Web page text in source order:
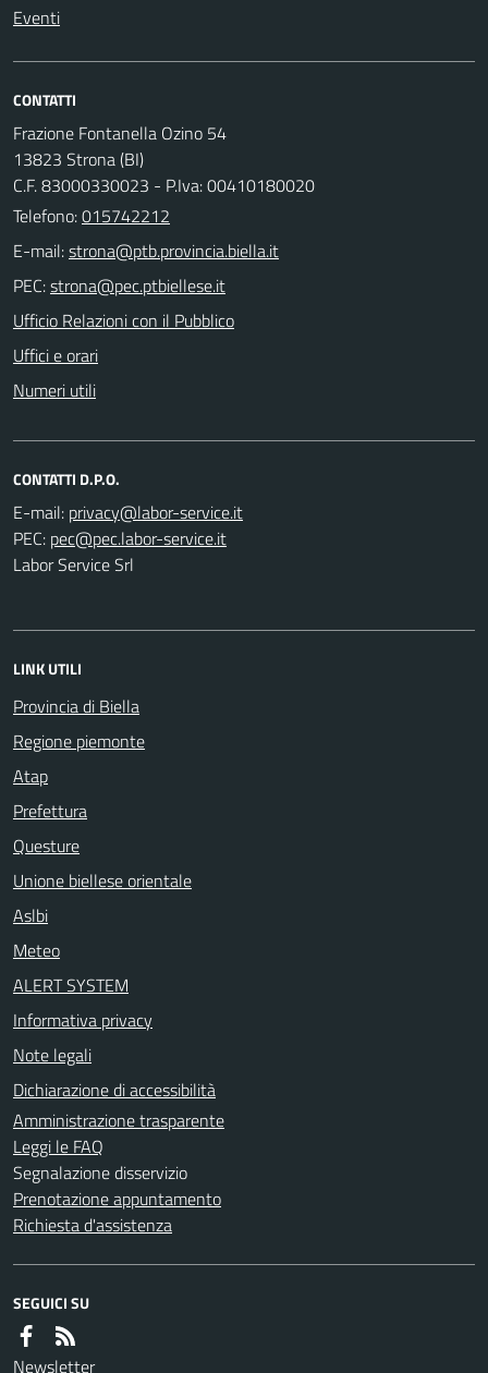
Eventi
CONTATTI
Frazione Fontanella Ozino 54
13823 Strona (BI)
C.F. 83000330023 - P.Iva: 00410180020
Telefono:015742212
E-mail:
PEC:
Ufficio Relazioni con il Pubblico
Uffici e orari
Numeri utili
CONTATTI D.P.O.
E-mail:
PEC:
Labor Service Srl
LINK UTILI
Provincia di Biella
Regione piemonte
Atap
Prefettura
Questure
Unione biellese orientale
Aslbi
Meteo
ALERT SYSTEM
Informativa privacy
Note legali
Dichiarazione di accessibilità
Amministrazione trasparente
Leggi le FAQ
Segnalazione disservizio
Prenotazione appuntamento
Richiesta d'assistenza
SEGUICI SU
Newsletter